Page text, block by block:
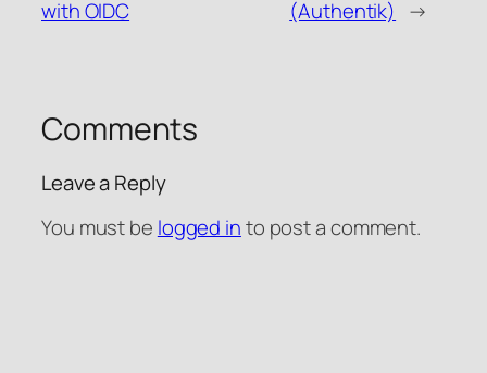
with OIDC
(Authentik)
→
Comments
Leave a Reply
You must be logged into post a comment.